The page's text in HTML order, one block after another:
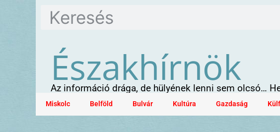
Északhírnök
Az információ drága, de hülyének lenni sem olcsó…
Miskolc Belföld Bulvár Kultúra Gazdaság